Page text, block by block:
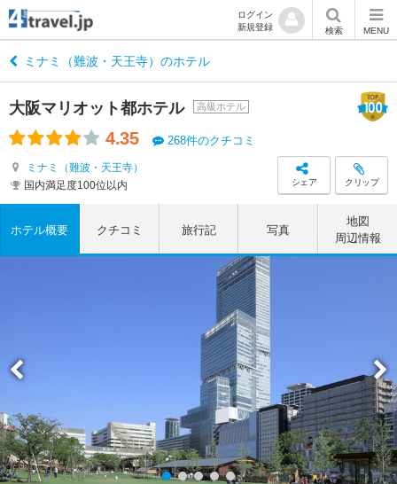
ログイン
新規登録
検索 MENU
ミナミ（難波・天王寺）のホテル
大阪マリオット都ホテル 高級ホテル
4.35 268件のクチコミ
ミナミ（難波・天王寺）
国内満足度100位以内
シェア クリップ
ホテル概要 クチコミ 旅行記 写真
地図
周辺情報